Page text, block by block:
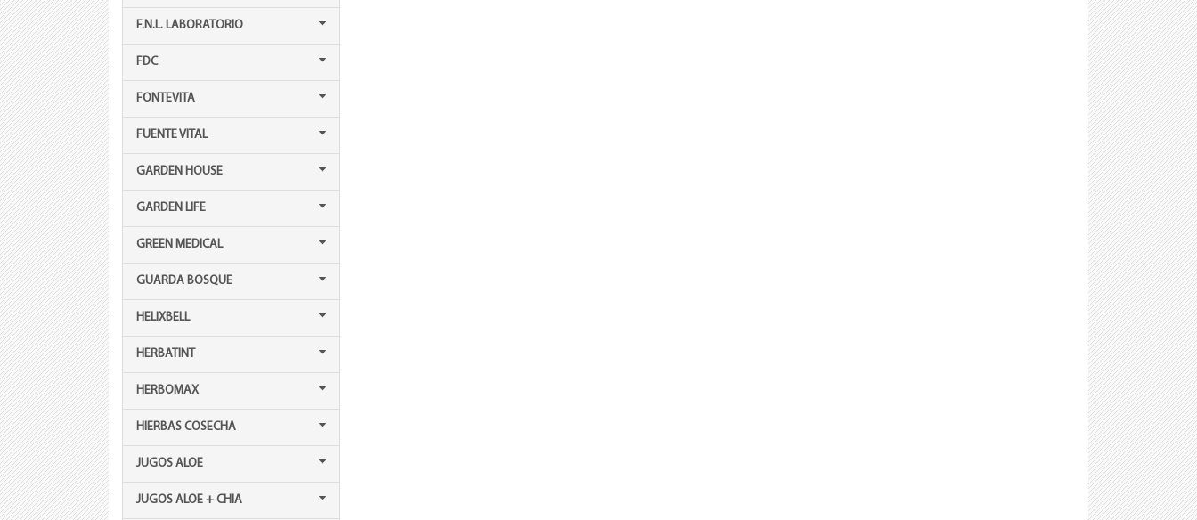
F.N.L. LABORATORIO
FDC
FONTEVITA
FUENTE VITAL
GARDEN HOUSE
GARDEN LIFE
GREEN MEDICAL
GUARDA BOSQUE
HELIXBELL
HERBATINT
HERBOMAX
HIERBAS COSECHA
JUGOS ALOE
JUGOS ALOE + CHIA